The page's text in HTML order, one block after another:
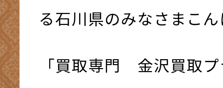
る石川県のみなさまこ
「買取専門 金沢買取